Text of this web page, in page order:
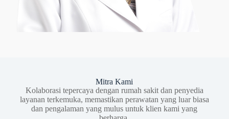
Mitra Kami
Kolaborasi tepercaya dengan rumah sakit dan penyedia
layanan terkemuka, memastikan perawatan yang luar biasa
dan pengalaman yang mulus untuk klien kami yang